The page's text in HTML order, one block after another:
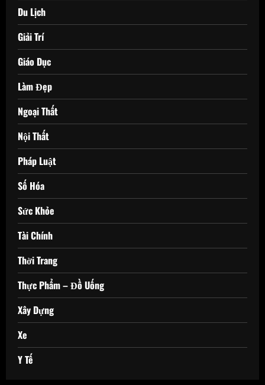
Du Lịch
Giải Trí
Giáo Dục
Làm Đẹp
Ngoại Thất
Nội Thất
Pháp Luật
Số Hóa
Sức Khỏe
Tài Chính
Thời Trang
Thực Phẩm – Đồ Uống
Xây Dựng
Xe
Y Tế